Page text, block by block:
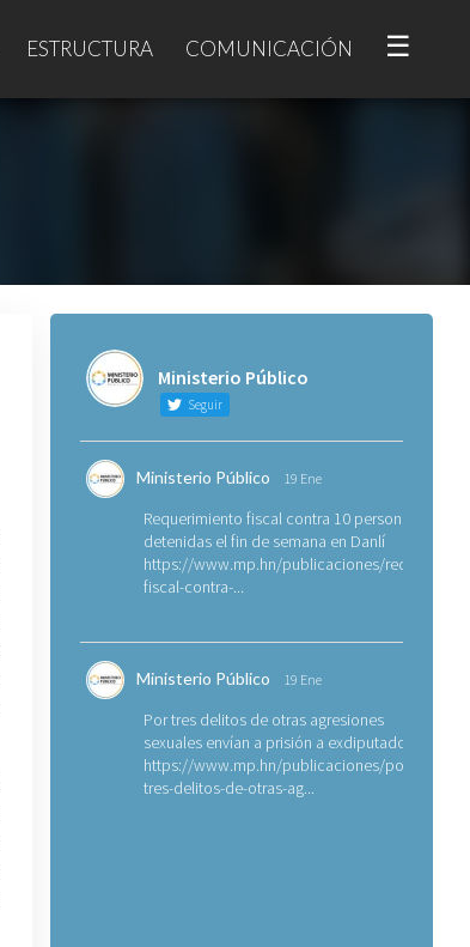
ESTRUCTURA COMUNICACIÓN ☰
Ministerio Público
Seguir
Ministerio Público 19 Ene
Requerimiento fiscal contra 10 personas
detenidas el fin de semana en Danlí
https://www.mp.hn/publicaciones/
fiscal-contra-...
Ministerio Público 19 Ene
Por tres delitos de otras agresiones
sexuales envían a prisión a exdiputado
https://www.mp.hn/publicaciones/por-
tres-delitos-de-otras-ag...